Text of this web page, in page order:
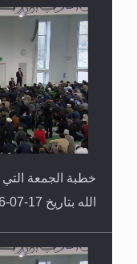
خطبة الجمعة التي
الله بتاريخ 17-07-2026